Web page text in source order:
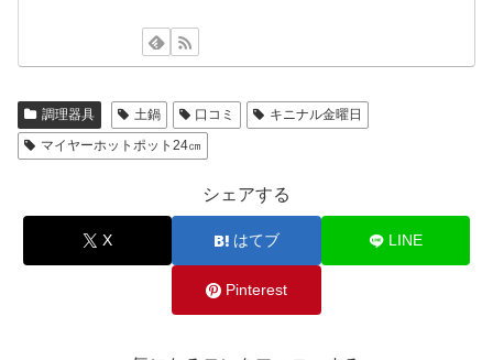
調理器具 土鍋 口コミ
キニナル金曜日
マイヤーホットポット24㎝
シェアする
X はてブ LINE
Pinterest